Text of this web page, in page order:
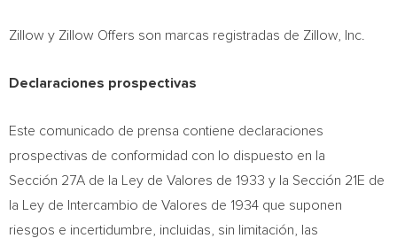
Zillow y Zillow Offers son marcas registradas de Zillow, Inc.
Declaraciones prospectivas
Este comunicado de prensa contiene declaraciones
prospectivas de conformidad con lo dispuesto en la
Sección 27A de la Ley de Valores de 1933 y la Sección 21E de
la Ley de Intercambio de Valores de 1934 que suponen
riesgos e incertidumbre, incluidas, sin limitación, las